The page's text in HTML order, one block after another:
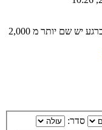
מציע לפרסם את השאלה בקבוצת הפייסבוק (כרגע יש שם יותר מ 2,000
סדר: